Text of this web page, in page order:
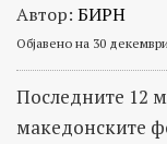
Автор: БИРН
Објавено на 30
Последните 12
македонските